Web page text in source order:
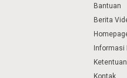
Bantuan
Berita
Informasi